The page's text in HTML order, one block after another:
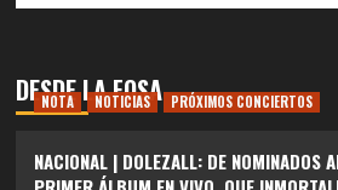
DESDE LA FOSA
NOTA NOTICIAS PRÓXIMOS CONCIERTOS
NACIONAL | DOLEZALL: DE NOMINADOS